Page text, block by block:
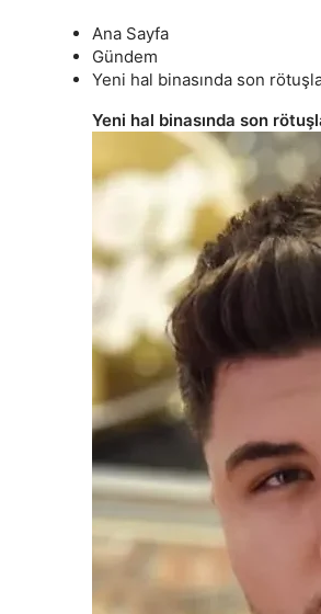
Ana Sayfa
Gündem
Yeni hal binasında son
Yeni hal binasında son